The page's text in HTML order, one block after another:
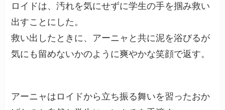
ロイドは、汚れを気にせずに学生の手を掴み救い
出すことにした。
救い出したときに、アーニャと共に泥を浴びるが
気にも留めないかのように爽やかな笑顔で返す。
アーニャはロイドから立ち振る舞いを習ったおか